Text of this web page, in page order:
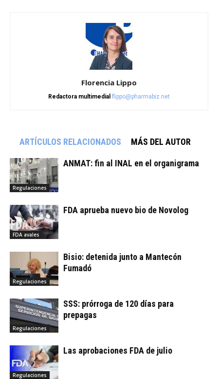
Florencia Lippo
Redactora multimedial flippo@pharmabiz.net
ARTÍCULOS RELACIONADOS MÁS DEL AUTOR
Regulaciones
ANMAT: fin al INAL en el organigrama
FDA avales
FDA aprueba nuevo bio de Novolog
Regulaciones
Bisio: detenida junto a Mantecón
Fumadó
Regulaciones
SSS: prórroga de 120 días para
prepagas
Regulaciones
Las aprobaciones FDA de julio